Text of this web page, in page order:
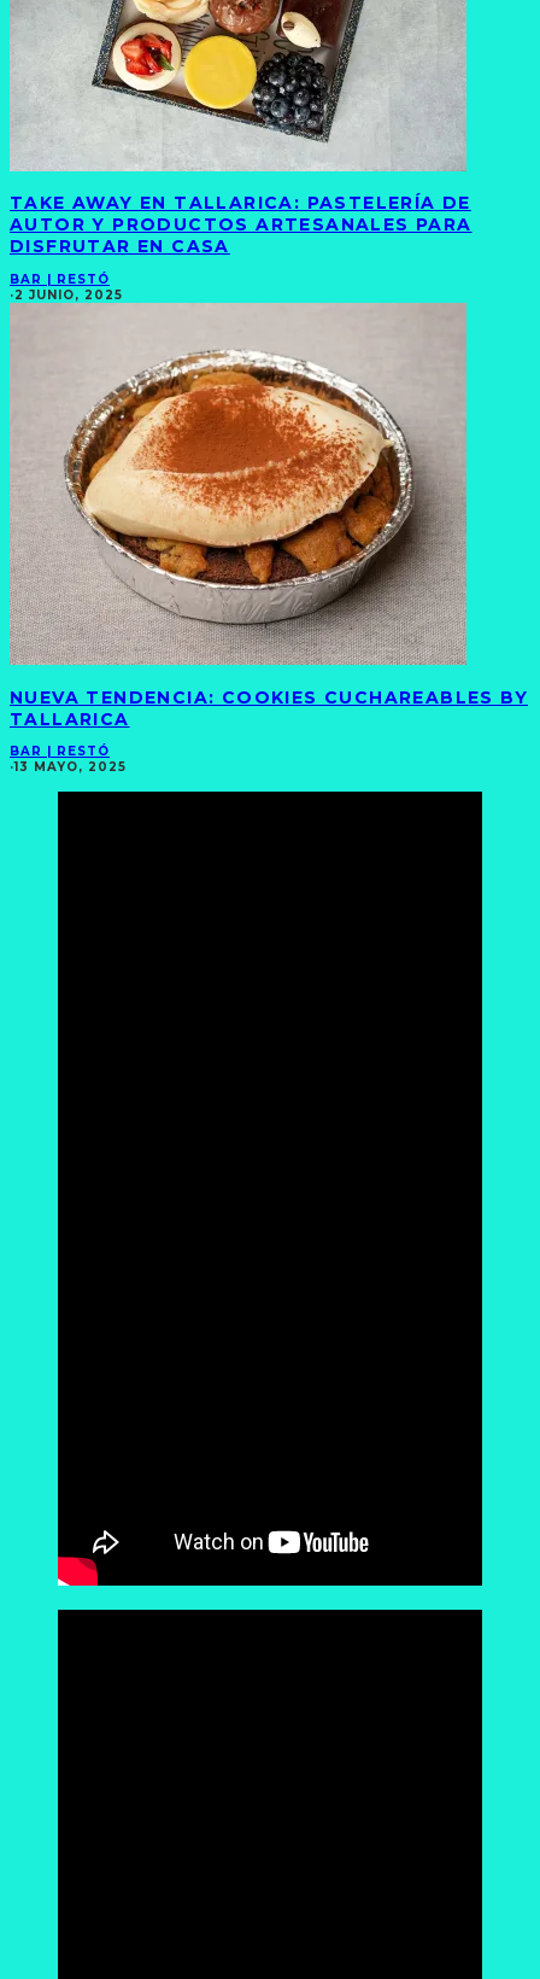
TAKE AWAY EN TALLARICA: PASTELERÍA DE
AUTOR Y PRODUCTOS ARTESANALES PARA
DISFRUTAR EN CASA
BAR | RESTÓ
·2 JUNIO, 2025
NUEVA TENDENCIA: COOKIES CUCHAREABLES BY
TALLARICA
BAR | RESTÓ
·13 MAYO, 2025